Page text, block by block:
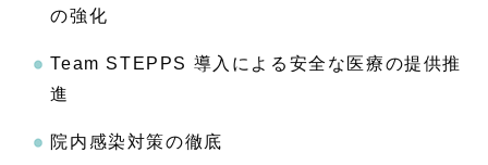
の強化
Team STEPPS 導入による安全な医療の提供推
進
院内感染対策の徹底